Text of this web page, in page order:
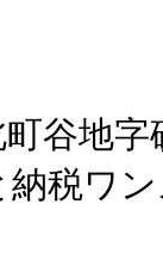
谷地字
税ワ